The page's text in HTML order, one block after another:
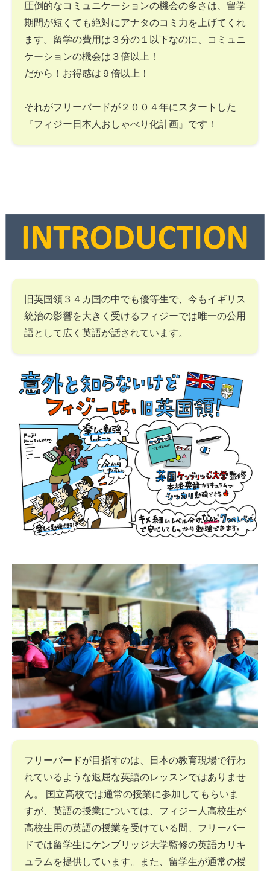
圧倒的なコミュニケーションの機会の多さは、留学
期間が短くても絶対にアナタのコミ力を上げてくれ
ます。留学の費用は３分の１以下なのに、コミュニ
ケーションの機会は３倍以上！
だから！お得感は９倍以上！
それがフリーバードが２００４年にスタートした
『フィジー日本人おしゃべり化計画』です！
旧英国領３４カ国の中でも優等生で、今もイギリス
統治の影響を大きく受けるフィジーでは唯一の公用
語として広く英語が話されています。
フリーバードが目指すのは、日本の教育現場で行わ
れているような退屈な英語のレッスンではありませ
ん。 国立高校では通常の授業に参加してもらいま
すが、英語の授業については、フィジー人高校生が
高校生用の英語の授業を受けている間、フリーバー
ドでは留学生にケンブリッジ大学監修の英語カリキ
ュラムを提供しています。また、留学生が通常の授